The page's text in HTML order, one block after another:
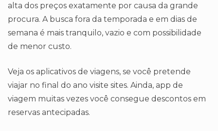
alta dos preços exatamente por causa da grande
procura. A busca fora da temporada e em dias de
semana é mais tranquilo, vazio e com possibilidade
de menor custo.
Veja os aplicativos de viagens, se você pretende
viajar no final do ano visite sites. Ainda, app de
viagem muitas vezes você consegue descontos em
reservas antecipadas.